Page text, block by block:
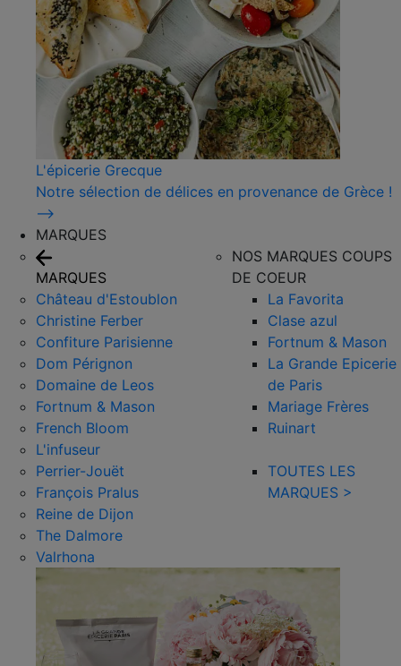
L'épicerie Grecque
Notre sélection de délices en provenance de Grèce !
⟶
MARQUES
MARQUES
Château d'Estoublon
Christine Ferber
Confiture Parisienne
Dom Pérignon
Domaine de Leos
Fortnum & Mason
French Bloom
L'infuseur
Perrier-Jouët
François Pralus
Reine de Dijon
The Dalmore
Valrhona
NOS MARQUES COUPS
DE COEUR
La Favorita
Clase azul
Fortnum & Mason
La Grande Epicerie
de Paris
Mariage Frères
Ruinart
TOUTES LES
MARQUES >